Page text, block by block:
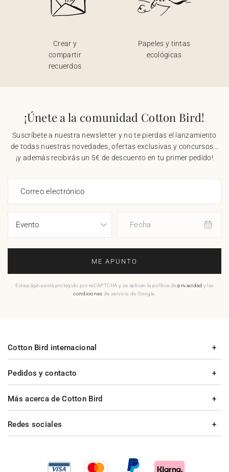
Crear y
compartir
recuerdos
Papeles y tintas
ecológicas
¡Únete a la comunidad Cotton Bird!
Suscríbete a nuestra newsletter y no te pierdas el lanzamiento
de todas nuestras novedades, ofertas exclusivas y concursos...
¡y además recibirás un 5€ de descuento en tu primer pedido!
Correo electrónico
Fecha
ME APUNTO
Esta página está protegido por reCAPTCHA y se aplican la política deprivacidad y las
condiciones de servicio de Google.
Pedidos y contacto
Más acerca de Cotton Bird
Cotton Bird internacional
Redes sociales